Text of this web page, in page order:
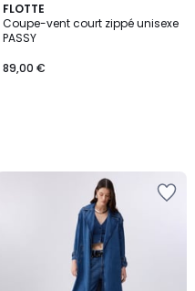
FLOTTE
Coupe-vent court zippé unisexe
PASSY
89,00 €